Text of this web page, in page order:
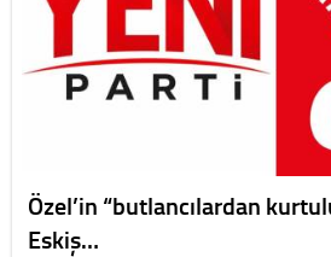
Özel’in “butlancılardan
Eskiş…